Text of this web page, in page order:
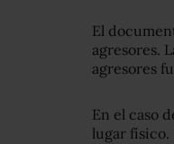
El
agresores.
agresores
En el caso
lugar físico.